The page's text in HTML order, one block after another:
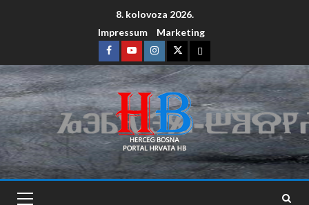
8. kolovoza 2026.
Impressum
Marketing